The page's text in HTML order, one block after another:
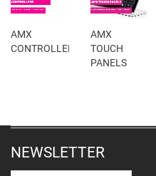
AMX
CONTROLLERS
AMX
TOUCH
PANELS
NEWSLETTER